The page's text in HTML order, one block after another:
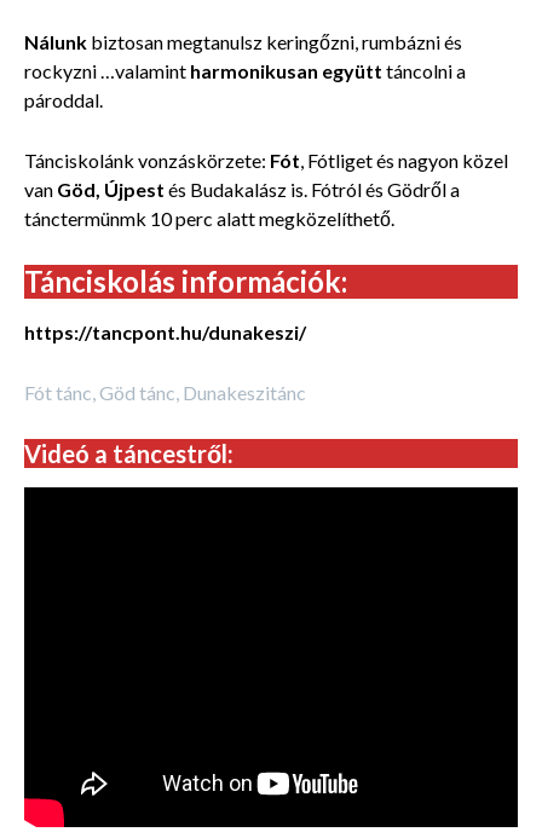
Nálunk biztosan megtanulsz keringőzni, rumbázni és
rockyzni …valamint harmonikusan együtt táncolni a
pároddal.
Tánciskolánk vonzáskörzete: Fót, Fótliget és nagyon közel
van Göd, Újpest és Budakalász is. Fótról és Gödről a
tánctermünmk 10 perc alatt megközelíthető.
Tánciskolás információk:
https://tancpont.hu/dunakeszi/
Fót tánc, Göd tánc, Dunakeszitánc
Videó a táncestről: